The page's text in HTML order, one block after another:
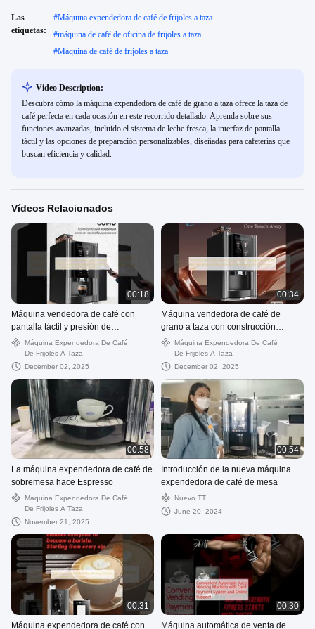
Las
etiquetas:
#Máquina expendedora de café de frijoles a taza
#máquina de café de oficina de frijoles a taza
#Máquina de café de frijoles a taza
Video Description:
Descubra cómo la máquina expendedora de café de grano a taza ofrece la taza de
café perfecta en cada ocasión en este recorrido detallado. Aprenda sobre sus
funciones avanzadas, incluido el sistema de leche fresca, la interfaz de pantalla
táctil y las opciones de preparación personalizables, diseñadas para cafeterías que
buscan eficiencia y calidad.
Vídeos Relacionados
00:18
Máquina vendedora de café con
pantalla táctil y presión de
preparación ajustable adecuada
para uso comercial y de oficina
Máquina Expendedora De Café
De Frijoles A Taza
December 02, 2025
00:34
Máquina vendedora de café de
grano a taza con construcción
robusta y tecnología avanzada de
extracción de café para un sabor
consistente
Máquina Expendedora De Café
De Frijoles A Taza
December 02, 2025
00:58
La máquina expendedora de café de
sobremesa hace Espresso
Máquina Expendedora De Café
De Frijoles A Taza
November 21, 2025
00:54
Introducción de la nueva máquina
expendedora de café de mesa
Nuevo TT
June 20, 2024
00:31
Máquina expendedora de café con
00:30
Máquina automática de venta de